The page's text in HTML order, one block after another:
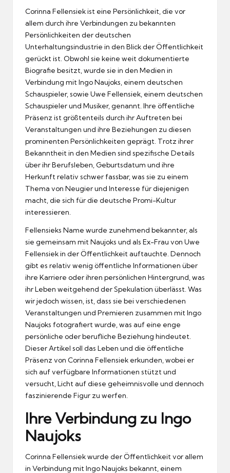
Corinna Fellensiek ist eine Persönlichkeit, die vor
allem durch ihre Verbindungen zu bekannten
Persönlichkeiten der deutschen
Unterhaltungsindustrie in den Blick der Öffentlichkeit
gerückt ist. Obwohl sie keine weit dokumentierte
Biografie besitzt, wurde sie in den Medien in
Verbindung mit Ingo Naujoks, einem deutschen
Schauspieler, sowie Uwe Fellensiek, einem deutschen
Schauspieler und Musiker, genannt. Ihre öffentliche
Präsenz ist größtenteils durch ihr Auftreten bei
Veranstaltungen und ihre Beziehungen zu diesen
prominenten Persönlichkeiten geprägt. Trotz ihrer
Bekanntheit in den Medien sind spezifische Details
über ihr Berufsleben, Geburtsdatum und ihre
Herkunft relativ schwer fassbar, was sie zu einem
Thema von Neugier und Interesse für diejenigen
macht, die sich für die deutsche Promi-Kultur
interessieren.
Fellensieks Name wurde zunehmend bekannter, als
sie gemeinsam mit Naujoks und als Ex-Frau von Uwe
Fellensiek in der Öffentlichkeit auftauchte. Dennoch
gibt es relativ wenig öffentliche Informationen über
ihre Karriere oder ihren persönlichen Hintergrund, was
ihr Leben weitgehend der Spekulation überlässt. Was
wir jedoch wissen, ist, dass sie bei verschiedenen
Veranstaltungen und Premieren zusammen mit Ingo
Naujoks fotografiert wurde, was auf eine enge
persönliche oder berufliche Beziehung hindeutet.
Dieser Artikel soll das Leben und die öffentliche
Präsenz von Corinna Fellensiek erkunden, wobei er
sich auf verfügbare Informationen stützt und
versucht, Licht auf diese geheimnisvolle und dennoch
faszinierende Figur zu werfen.
Ihre Verbindung zu Ingo
Naujoks
Corinna Fellensiek wurde der Öffentlichkeit vor allem
in Verbindung mit Ingo Naujoks bekannt, einem